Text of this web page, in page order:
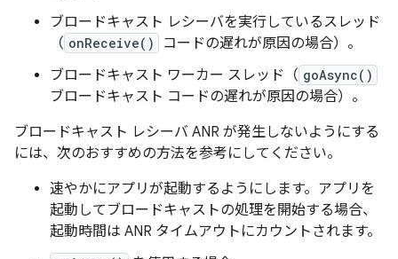
ブロードキャスト レシーバを実行しているスレッド
（ onReceive()
コードの遅れが原因の場合）。
ブロードキャスト ワーカー スレッド（ goAsync()
ブロードキャスト コードの遅れが原因の場合）。
ブロードキャスト レシーバ ANR が発生しないようにする
には、次のおすすめの方法を参考にしてください。
速やかにアプリが起動するようにします。アプリを
起動してブロードキャストの処理を開始する場合、
起動時間は ANR タイムアウトにカウントされます。